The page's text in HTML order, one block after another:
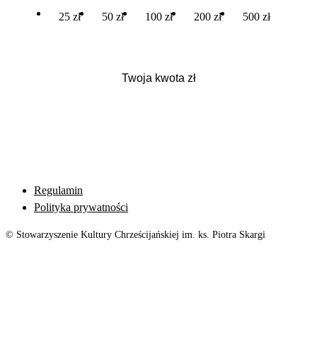
25 zł 50 zł 100 zł 200 zł 500 zł
Regulamin
Polityka prywatności
© Stowarzyszenie Kultury Chrześcijańskiej im. ks. Piotra Skargi